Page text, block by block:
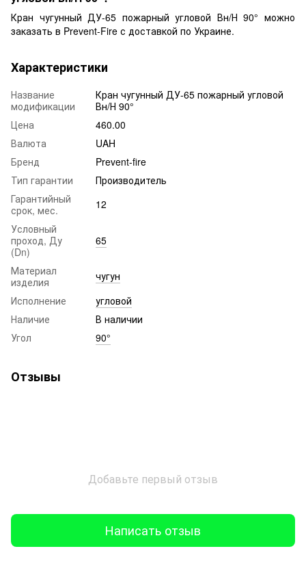
Кран чугунный ДУ-65 пожарный угловой Вн/Н 90° можно
заказать в Prevent-Fire с доставкой по Украине.
Характеристики
Название
модификации
Кран чугунный ДУ-65 пожарный угловой
Вн/Н 90°
Цена
460.00
Валюта
UAH
Бренд
Prevent-fire
Тип гарантии
Производитель
Гарантийный
срок, мес.
12
Условный
проход, Ду
(Dn)
65
Материал
изделия
чугун
Исполнение
угловой
Наличие
В наличии
Угол
90°
Отзывы
Добавьте первый отзыв
Написать отзыв